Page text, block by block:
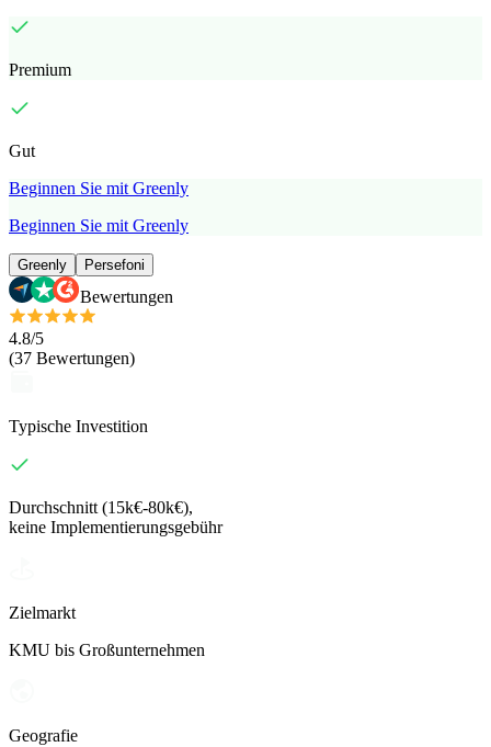
Premium
Gut
Beginnen Sie mit Greenly
Beginnen Sie mit Greenly
Greenly Persefoni
Bewertungen
4.8/5
(37 Bewertungen)
Typische Investition
Durchschnitt (15k€-80k€),
keine Implementierungsgebühr
Zielmarkt
KMU bis Großunternehmen
Geografie